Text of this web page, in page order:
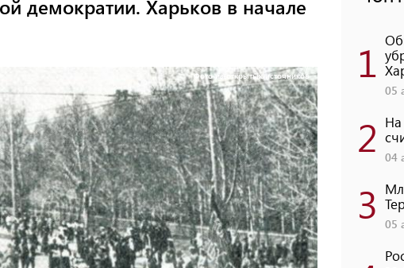
демократии. Харьков в начале
Фото из открытых источников 1
05
2 04
3 05